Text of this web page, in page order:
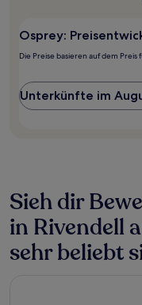
von
2 Erwachsenen
wurde.
Preise
und
können
zusätzliche
Bedingungen
gelten.
Osprey:
Die Preise basieren auf dem
Unterkünfte im
Sieh dir
in Rivendell
sehr beliebt